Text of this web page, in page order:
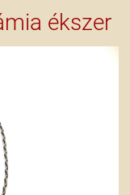
ékszer